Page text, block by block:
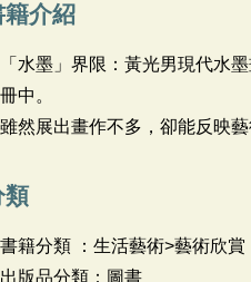
籍介紹
「水墨」界限：黃光男現代水
冊中。
雖然展出畫作不多，卻能反映
類
書籍分類 ：生活藝術>藝術欣賞
出版品分類：圖書